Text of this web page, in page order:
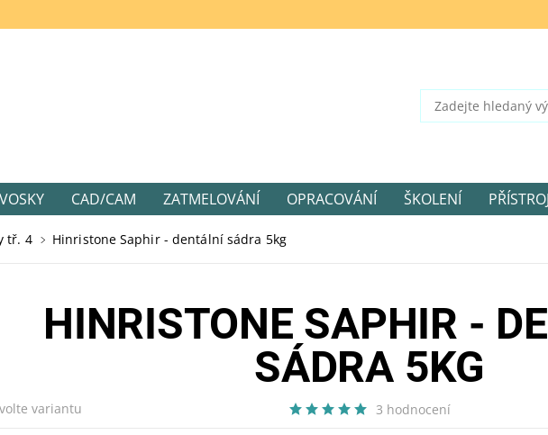
VOSKY CAD/CAM ZATMELOVÁNÍ OPRACOVÁNÍ ŠKOLENÍ
tř. 4 Hinristone Saphir - dentální sádra 5kg
HINRISTONE SAPHIR -
SÁDRA 5KG
variantu 3 hodnocení